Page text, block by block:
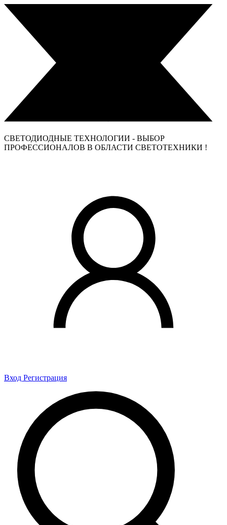
СВЕТОДИОДНЫЕ ТЕХНОЛОГИИ - ВЫБОР
ПРОФЕССИОНАЛОВ В ОБЛАСТИ СВЕТОТЕХНИКИ !
Вход Регистрация